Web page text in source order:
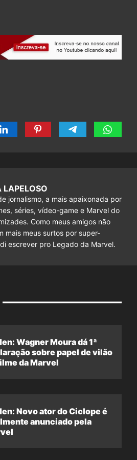
jornalismo, a mais apaixonada por
séries, vídeo-game e Marvel do
Como meus amigos não
mais meus surtos por super-
escrever pro Legado da Marvel.
Wagner Moura dá 1ª
sobre papel de vilão
da Marvel
Novo ator do Ciclope é
anunciado pela